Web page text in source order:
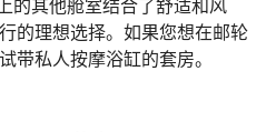
的其他舱室结合了舒适和风
的理想选择。如果您想在邮轮
带私人按摩浴缸的套房。